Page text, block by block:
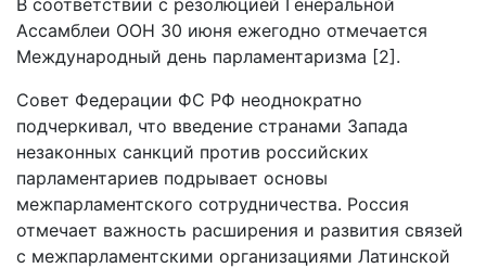
В соответствии с резолюцией Генеральной
Ассамблеи ООН 30 июня ежегодно отмечается
Международный день парламентаризма [2].
Совет Федерации ФС РФ неоднократно
подчеркивал, что введение странами Запада
незаконных санкций против российских
парламентариев подрывает основы
межпарламентского сотрудничества. Россия
отмечает важность расширения и развития связей
с межпарламентскими организациями Латинской